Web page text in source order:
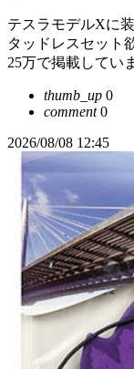
テスラモデルXに
タッドレスセット
25万で掲載してい
thumb_up 0
comment0
2026/08/08 12:45